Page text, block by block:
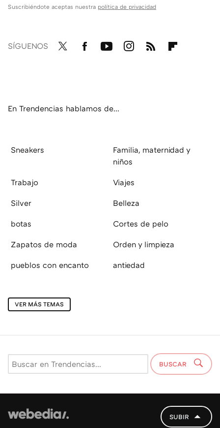
Suscribiéndote aceptas nuestra política de privacidad
SÍGUENOS
En Trendencias hablamos de...
Sneakers
Familia, maternidad y
niños
Trabajo Viajes
Silver Belleza
botas Cortes de pelo
Zapatos de moda Orden y limpieza
pueblos con encanto antiedad
VER MÁS TEMAS
BUSCAR
SUBIR